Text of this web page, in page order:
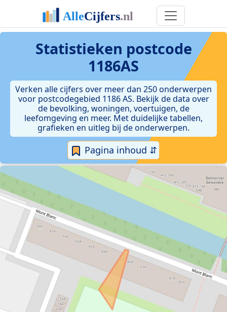
Statistieken postcode
1186AS
Verken alle cijfers over meer dan 250 onderwerpen
voor postcodegebied 1186 AS. Bekijk de data over
de bevolking, woningen, voertuigen, de
leefomgeving en meer. Met duidelijke tabellen,
grafieken en uitleg bij de onderwerpen.
Pagina inhoud ⇵